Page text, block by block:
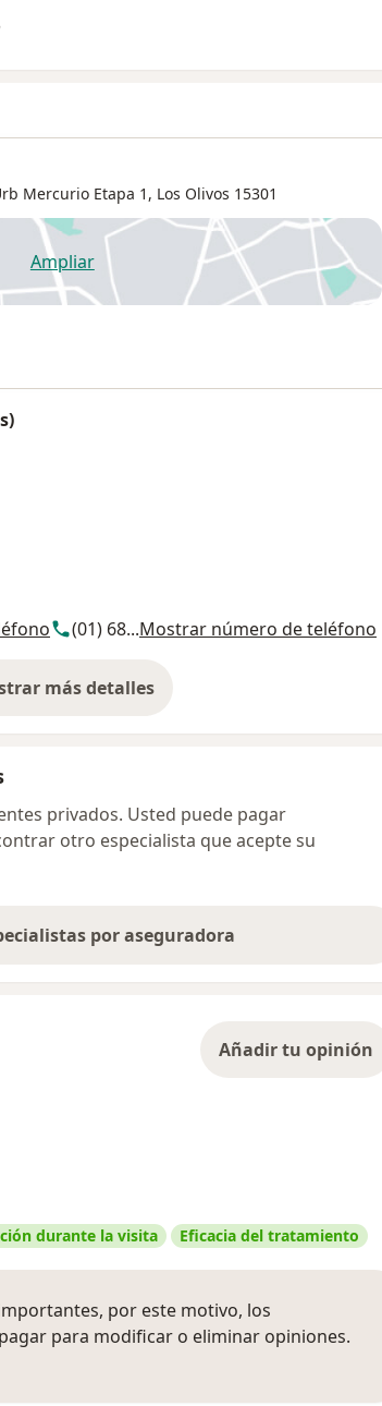
Mercurio Etapa 1 , Los Olivos 15301
Ampliarse abre en una nueva pestaña
(01) 68...Mostrar número de teléfono
más detalles
sobre la dirección
privados. Usted puede pagar
otro especialista que acepte su
por aseguradora
Añadir tu opinión
durante la visita Eficacia del tratamiento
por este motivo, los
para modificar o eliminar opiniones.